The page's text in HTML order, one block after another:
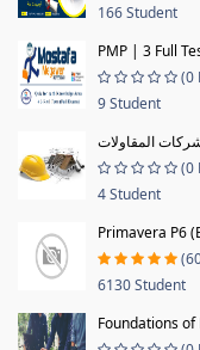
166 Student
PMP | 3 Full
(0
9 Student
(0
4 Student
Primavera P6
6130 Student
Foundations